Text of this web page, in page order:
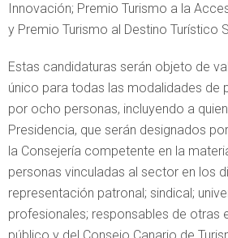
Innovación; Premio Turismo a la
y Premio Turismo al Destino Turístico
Estas candidaturas serán objeto de
único para todas las modalidades de
por ocho personas, incluyendo a
Presidencia, que serán designados
la Consejería competente en la
personas vinculadas al sector en los
representación patronal; sindical;
profesionales; responsables de otras